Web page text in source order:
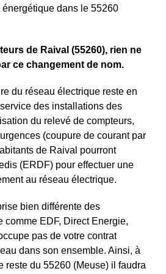
dans le 55260
de Raival (55260), rien ne
ce changement de nom.
du réseau électrique reste en
des installations des
du relevé de compteurs,
(coupure de courant par
de Raival pourront
(ERDF) pour effectuer une
au réseau électrique.
bien différente des
comme EDF, Direct Energie,
pas de votre contrat
dans son ensemble. Ainsi, à
reste du 55260 (Meuse) il faudra